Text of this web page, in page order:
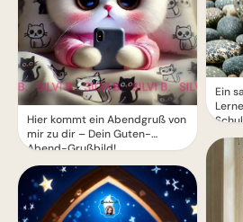
Hier kommt ein Abendgruß von
mir zu dir – Dein Guten-
Abend-Grußbild!
Ein